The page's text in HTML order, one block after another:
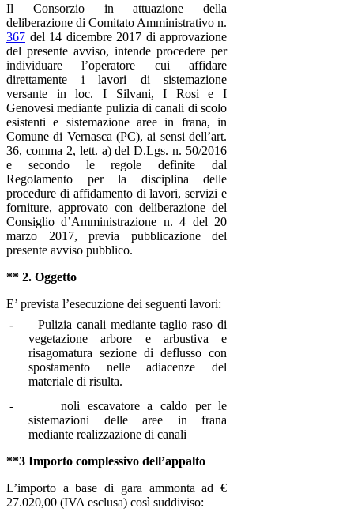
Il Consorzio in attuazione della
deliberazione di Comitato Amministrativo n.
367 del 14 dicembre 2017 di approvazione
del presente avviso, intende procedere per
individuare l’operatore cui affidare
direttamente i lavori disistemazione
versante in loc. I Silvani, I Rosi e I
Genovesi mediante pulizia di canali di scolo
esistenti e sistemazione aree in frana, in
Comune di Vernasca (PC), ai sensi dell’art.
36, comma 2, lett. a) del D.Lgs. n. 50/2016
e secondo le regole definite dal
Regolamento per la disciplina delle
procedure di affidamento di lavori, servizi e
forniture, approvato con deliberazione del
Consiglio d’Amministrazione n. 4 del 20
marzo 2017, previa pubblicazione del
presente avviso pubblico.
** 2. Oggetto
E’ prevista l’esecuzione dei seguenti lavori:
-
Pulizia canali mediante taglio raso di
vegetazione arbore e arbustiva e
risagomatura sezione di deflusso con
spostamento nelle adiacenze del
materiale di risulta.
-
noli escavatore a caldo per le
sistemazioni delle aree in frana
mediante realizzazione di canali
**3 Importo complessivo dell’appalto
L’importo a base di gara ammonta ad €
27.020,00 (IVA esclusa) così suddiviso: